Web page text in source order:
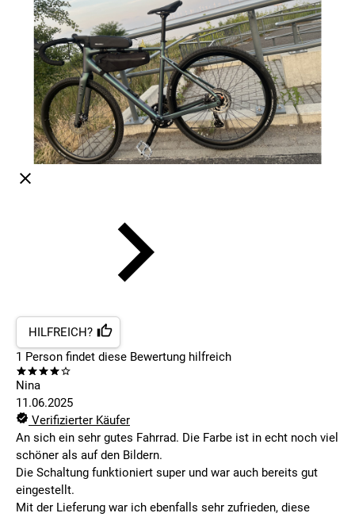
HILFREICH?
1 Person findet diese Bewertung hilfreich
Nina
11.06.2025
Verifizierter Käufer
An sich ein sehr gutes Fahrrad. Die Farbe ist in echt noch viel
schöner als auf den Bildern.
Die Schaltung funktioniert super und war auch bereits gut
eingestellt.
Mit der Lieferung war ich ebenfalls sehr zufrieden, diese